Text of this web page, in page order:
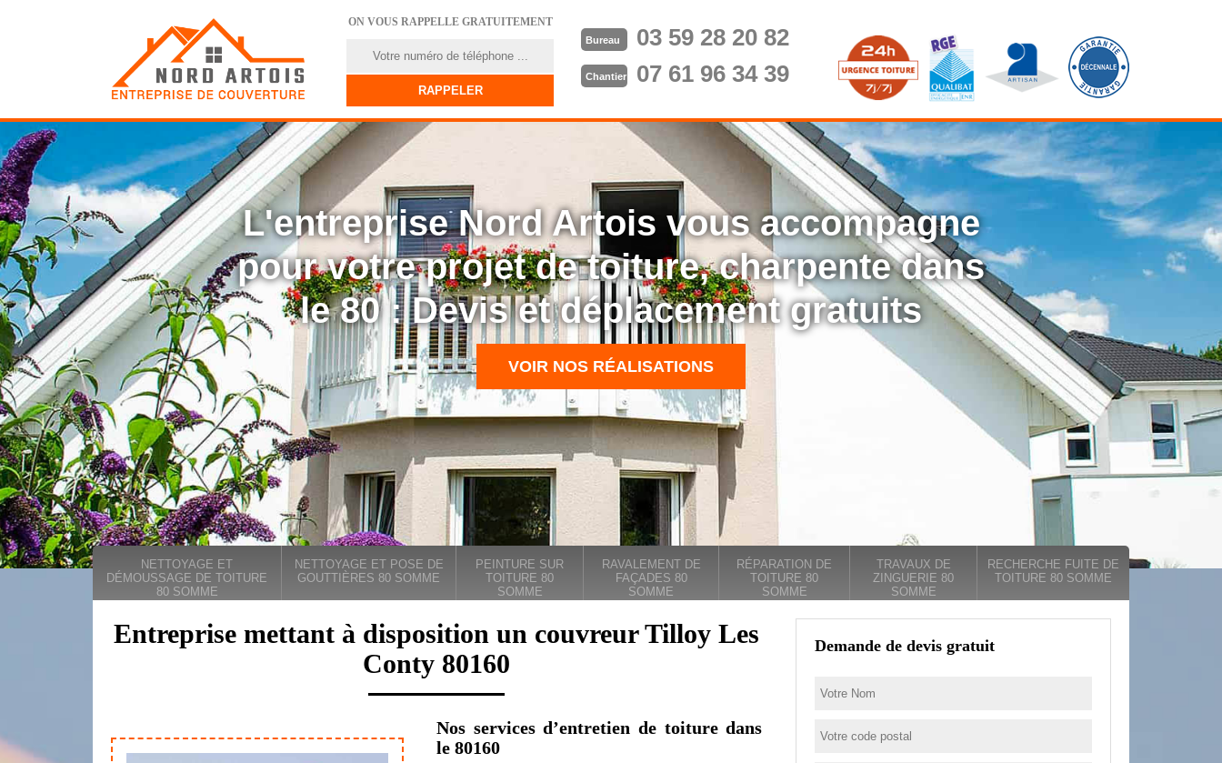
ON VOUS RAPPELLE GRATUITEMENT
Bureau 03 59 28 20 82
Chantier 07 61 96 34 39
L'entreprise Nord Artois vous accompagne
pour votre projet de toiture, charpente dans
le 80 : Devis et déplacement gratuits
VOIR NOS RÉALISATIONS
NETTOYAGE ET
DÉMOUSSAGE DE TOITURE
80 SOMME
NETTOYAGE ET POSE DE
GOUTTIÈRES 80 SOMME
PEINTURE SUR
TOITURE 80
SOMME
RAVALEMENT DE
FAÇADES 80
SOMME
RÉPARATION DE
TOITURE 80
SOMME
TRAVAUX DE
ZINGUERIE 80
SOMME
RECHERCHE FUITE DE
TOITURE 80 SOMME
Entreprise mettant à disposition un couvreur Tilloy Les
Conty 80160
Nos services d’entretien de toiture dans
le 80160
Demande de devis gratuit